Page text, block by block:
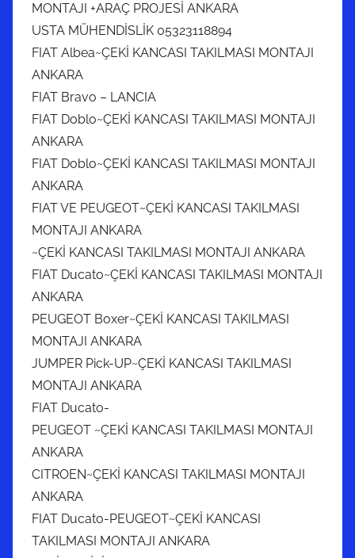
MONTAJI +ARAÇ PROJESİ ANKARA
USTA MÜHENDİSLİK 05323118894
FIAT Albea~ÇEKİ KANCASI TAKILMASI MONTAJI
ANKARA
FIAT Bravo – LANCIA
FIAT Doblo~ÇEKİ KANCASI TAKILMASI MONTAJI
ANKARA
FIAT Doblo~ÇEKİ KANCASI TAKILMASI MONTAJI
ANKARA
FIAT VE PEUGEOT~ÇEKİ KANCASI TAKILMASI
MONTAJI ANKARA
~ÇEKİ KANCASI TAKILMASI MONTAJI ANKARA
FIAT Ducato~ÇEKİ KANCASI TAKILMASI MONTAJI
ANKARA
PEUGEOT Boxer~ÇEKİ KANCASI TAKILMASI
MONTAJI ANKARA
JUMPER Pick-UP~ÇEKİ KANCASI TAKILMASI
MONTAJI ANKARA
FIAT Ducato-
PEUGEOT ~ÇEKİ KANCASI TAKILMASI MONTAJI
ANKARA
CITROEN~ÇEKİ KANCASI TAKILMASI MONTAJI
ANKARA
FIAT Ducato-PEUGEOT~ÇEKİ KANCASI
TAKILMASI MONTAJI ANKARA